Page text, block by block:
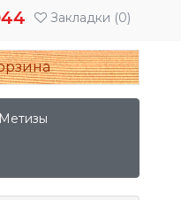
Закладки (0)
Метизы